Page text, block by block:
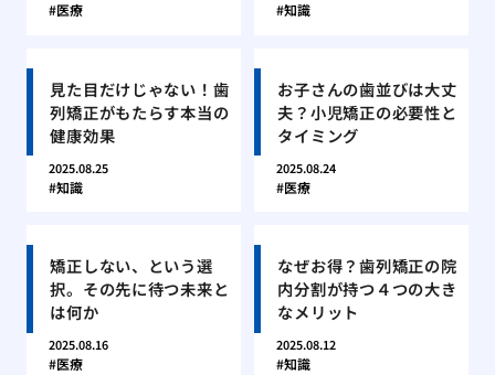
医療 知識
見た目だけじゃない！歯
列矯正がもたらす本当の
健康効果
2025.08.25
知識
お子さんの歯並びは大丈
夫？小児矯正の必要性と
タイミング
2025.08.24
医療
矯正しない、という選
択。その先に待つ未来と
は何か
2025.08.16
医療
なぜお得？歯列矯正の院
内分割が持つ４つの大き
なメリット
2025.08.12
知識